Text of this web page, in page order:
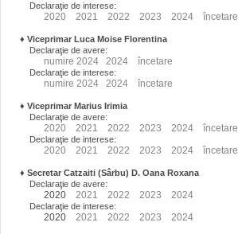
Declaraţie de interese:
2020 2021 2022 2023 2024 încetare
♦ Viceprimar Luca Moise Florentina
Declaraţie de avere:
numire 2024 2024 încetare
Declaraţie de interese:
numire 2024 2024 încetare
♦ Viceprimar Marius Irimia
Declaraţie de avere:
2020 2021 2022 2023 2024 încetare
Declaraţie de interese:
2020 2021 2022 2023 2024 încetare
♦ Secretar Catzaiti (Sârbu) D. Oana Roxana
Declaraţie de avere:
2020 2021 2022 2023 2024
Declaraţie de interese:
2020 2021 2022 2023 2024